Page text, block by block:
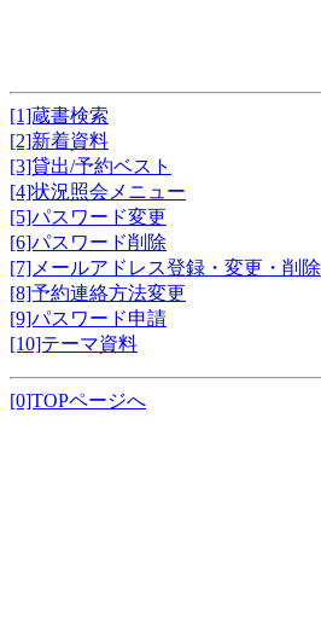
[1]蔵書検索
[2]新着資料
[3]貸出/予約ベスト
[4]状況照会メニュー
[5]パスワード変更
[6]パスワード削除
[7]メールアドレス登録・変更・削除
[8]予約連絡方法変更
[9]パスワード申請
[10]テーマ資料
[0]TOPページへ